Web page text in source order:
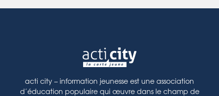
acti city – information jeunesse est une association
d’éducation populaire qui œuvre dans le champ de